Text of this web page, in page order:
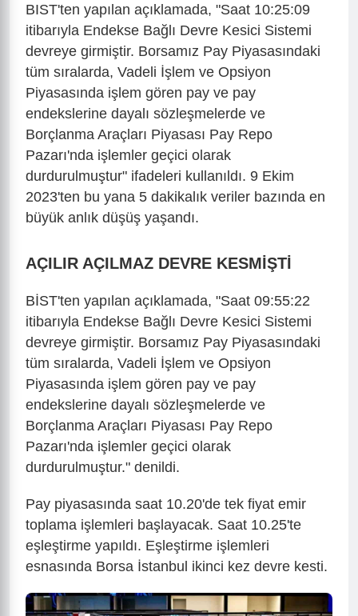
BIST'ten yapılan açıklamada, "Saat 10:25:09
itibarıyla Endekse Bağlı Devre Kesici Sistemi
devreye girmiştir. Borsamız Pay Piyasasındaki
tüm sıralarda, Vadeli İşlem ve Opsiyon
Piyasasında işlem gören pay ve pay
endekslerine dayalı sözleşmelerde ve
Borçlanma Araçları Piyasası Pay Repo
Pazarı'nda işlemler geçici olarak
durdurulmuştur" ifadeleri kullanıldı. 9 Ekim
2023'ten bu yana 5 dakikalık veriler bazında en
büyük anlık düşüş yaşandı.
AÇILIR AÇILMAZ DEVRE KESMİŞTİ
BİST'ten yapılan açıklamada, "Saat 09:55:22
itibarıyla Endekse Bağlı Devre Kesici Sistemi
devreye girmiştir. Borsamız Pay Piyasasındaki
tüm sıralarda, Vadeli İşlem ve Opsiyon
Piyasasında işlem gören pay ve pay
endekslerine dayalı sözleşmelerde ve
Borçlanma Araçları Piyasası Pay Repo
Pazarı'nda işlemler geçici olarak
durdurulmuştur." denildi.
Pay piyasasında saat 10.20'de tek fiyat emir
toplama işlemleri başlayacak. Saat 10.25'te
eşleştirme yapıldı. Eşleştirme işlemleri
esnasında Borsa İstanbul ikinci kez devre kesti.